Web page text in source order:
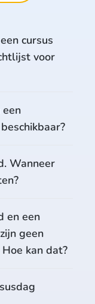
cursus
voor
Wanneer
en een
geen
kan dat?